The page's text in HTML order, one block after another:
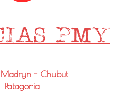
Madryn - Chubut
Patagonia